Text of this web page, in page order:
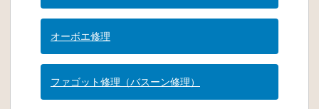
オーボエ修理
ファゴット修理（バスーン修理）